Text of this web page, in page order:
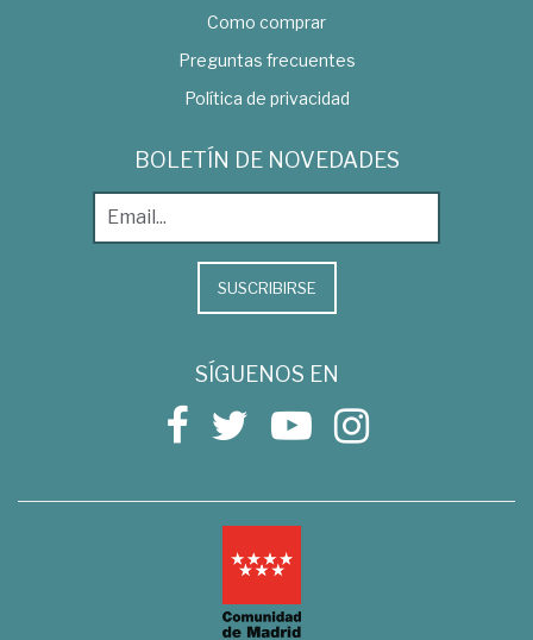
Como comprar
Preguntas frecuentes
Política de privacidad
BOLETÍN DE NOVEDADES
SUSCRIBIRSE
SÍGUENOS EN